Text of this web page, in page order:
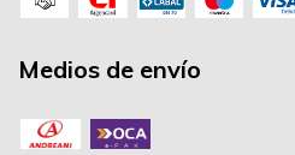
Medios de envío